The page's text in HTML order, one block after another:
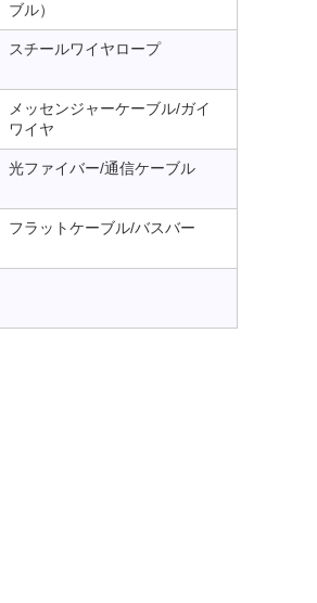
ブル）
スチールワイヤロープ
メッセンジャーケーブル/ガイ
ワイヤ
光ファイバー/通信ケーブル
フラットケーブル/バスバー